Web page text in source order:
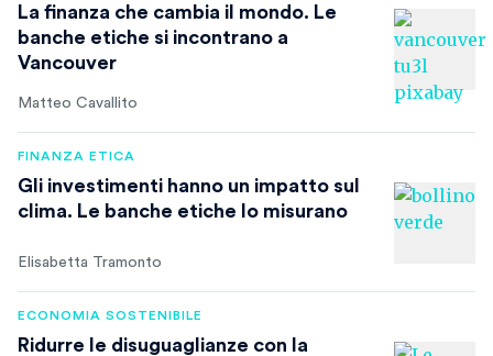
La finanza che cambia il mondo. Le
banche etiche si incontrano a
Vancouver
Matteo Cavallito
FINANZA ETICA
Gli investimenti hanno un impatto sul
clima. Le banche etiche lo misurano
Elisabetta Tramonto
ECONOMIA SOSTENIBILE
Ridurre le disuguaglianze con la